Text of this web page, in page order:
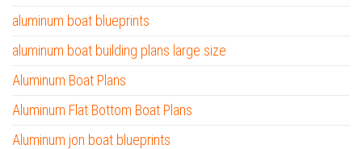
aluminum boat blueprints
aluminum boat building plans large size
Aluminum Boat Plans
Aluminum Flat Bottom Boat Plans
Aluminum jon boat blueprints